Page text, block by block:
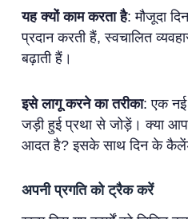
यह क्यों काम करता है: मौजूदा
प्रदान करती हैं, स्वचालित
बढ़ाती हैं।
इसे लागू करने का तरीका: एक
जड़ी हुई प्रथा से जोड़ें। क्या
आदत है? इसके साथ दिन के
अपनी प्रगति को ट्रैक करें